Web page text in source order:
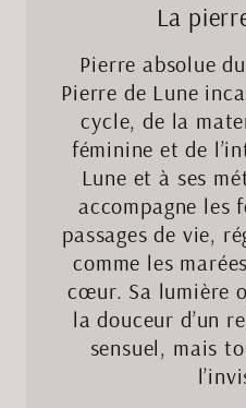
La
Pierre absolue
Pierre de Lune
cycle, de la
féminine et de
Lune et à ses
accompagne les
passages de vie,
comme les
cœur. Sa lumière
la douceur d’un
sensuel, mais